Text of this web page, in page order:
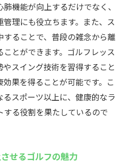
機能が向上するだけでなく、
理にも役立ちます。また、ス
ることで、普段の雑念から離
とができます。ゴルフレッス
スイング技術を習得すること
果を得ることが可能です。こ
スポーツ以上に、健康的なラ
る役割を果たしているので
せるゴルフの魅力